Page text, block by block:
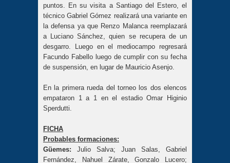
puntos. En su visita a Santiago del Estero, el
técnico Gabriel Gómez realizará una variante en
la defensa ya que Renzo Malanca reemplazará
a Luciano Sánchez, quien se recupera de un
desgarro. Luego en el mediocampo regresará
Facundo Fabello luego de cumplir con su fecha
de suspensión, en lugar de Mauricio Asenjo.
En la primera rueda del torneo los dos elencos
empataron 1 a 1 en el estadio Omar Higinio
Sperdutti.
FICHA
Probables formaciones:
Güemes: Julio Salva; Juan Salas, Gabriel
Fernández, Nahuel Zárate, Gonzalo Lucero;